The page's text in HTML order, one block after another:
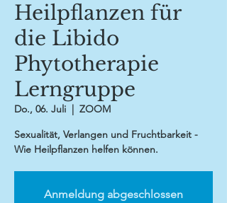
Heilpflanzen für
die Libido
Phytotherapie
Lerngruppe
Do., 06. Juli
  |
ZOOM
Sexualität, Verlangen und Fruchtbarkeit -
Wie Heilpflanzen helfen können.
Anmeldung abgeschlossen